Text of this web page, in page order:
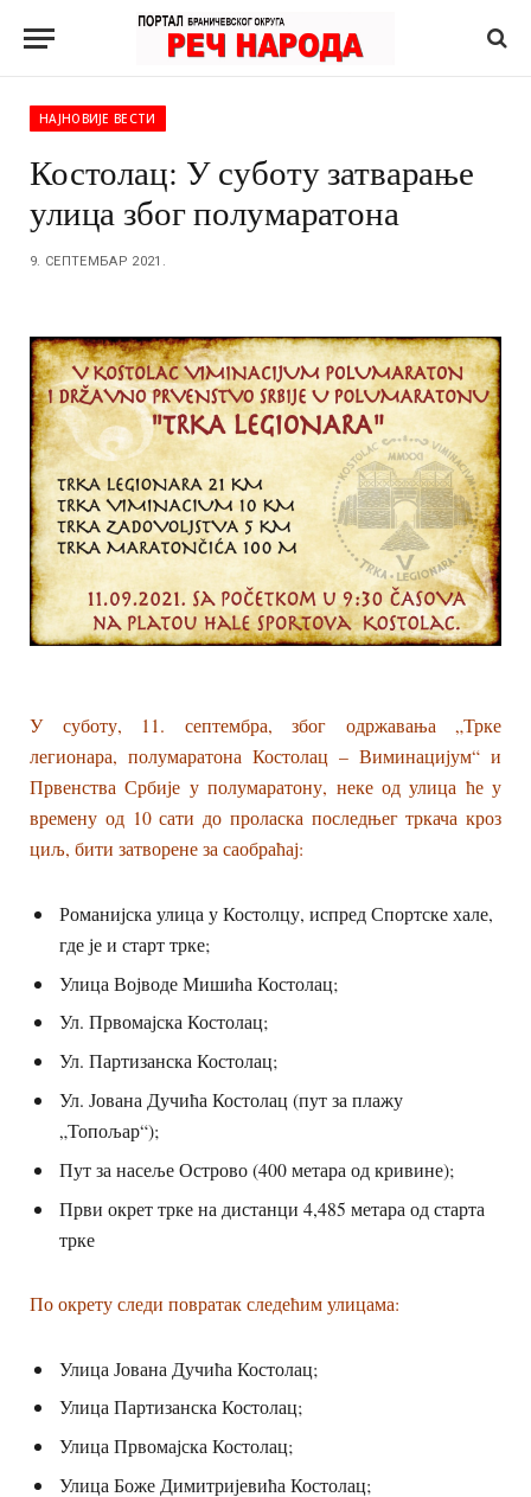
НАЈНОВИЈЕ ВЕСТИ
Костолац: У суботу затварање
улица због полумаратона
9. СЕПТЕМБАР 2021.
У суботу, 11. септембра, због одржавања „Трке
легионара, полумаратона Костолац – Виминацијум“ и
Првенства Србије у полумаратону, неке од улица ће у
времену од 10 сати до проласка последњег тркача кроз
циљ, бити затворене за саобраћај:
Романијска улица у Костолцу, испред Спортске хале,
где је и старт трке;
Улица Војводе Мишића Костолац;
Ул. Првомајска Костолац;
Ул. Партизанска Костолац;
Ул. Јована Дучића Костолац (пут за плажу
„Топољар“);
Пут за насеље Острово (400 метара од кривине);
Први окрет трке на дистанци 4,485 метара од старта
трке
По окрету следи повратак следећим улицама:
Улица Јована Дучића Костолац;
Улица Партизанска Костолац;
Улица Првомајска Костолац;
Улица Боже Димитријевића Костолац;